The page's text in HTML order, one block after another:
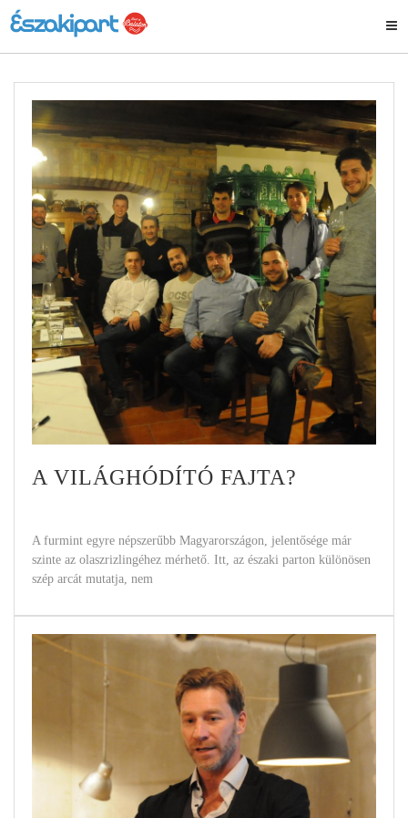
A VILÁGHÓDÍTÓ FAJTA?
A furmint egyre népszerűbb Magyarországon, jelentősége már
szinte az olaszrizlingéhez mérhető. Itt, az északi parton különösen
szép arcát mutatja, nem